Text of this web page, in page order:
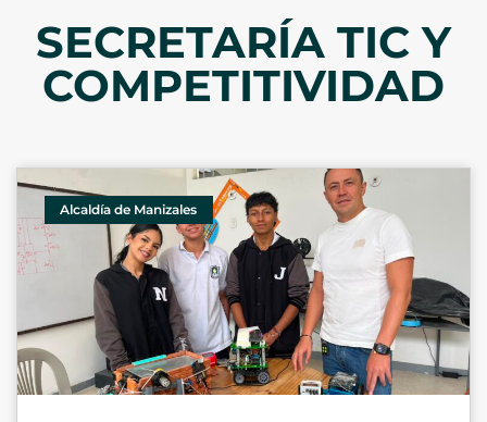
SECRETARÍA TIC Y
COMPETITIVIDAD
Alcaldía de Manizales